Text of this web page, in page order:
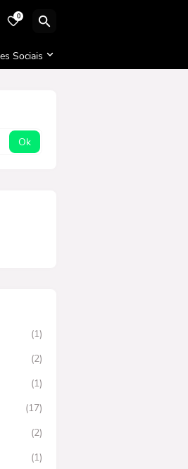
0
Sociais
(1)
(2)
(1)
(17)
(2)
(1)